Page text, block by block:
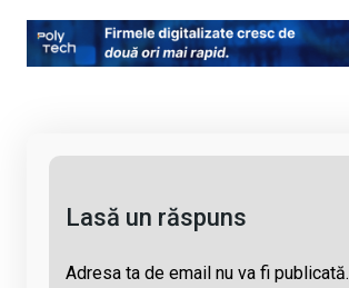
py
Li
ce
b
at
s
e
a
ail
Lasă un răspuns
Adresa ta de email nu va fi publicată.